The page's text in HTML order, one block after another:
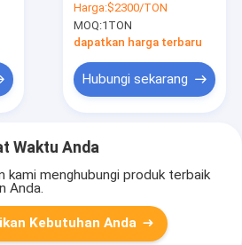
304 Lembar
Berlubang Penuh
Keras
Harga:$2300/TON
MOQ:1TON
dapatkan harga terbaru
Hubungi sekarang
Waktu Anda
kami menghubungi produk terbaik
Anda.
Kebutuhan Anda